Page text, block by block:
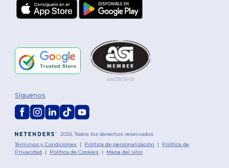
2026. Todos los derechos reservados
Términos y Condiciones | Política de personalización | Política de
Privacidad | Política de Cookies | Mapa del sitio
Síguenos